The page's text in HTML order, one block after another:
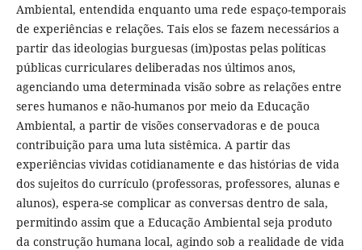
Ambiental, entendida enquanto uma rede espaço-temporais
de experiências e relações. Tais elos se fazem necessários a
partir das ideologias burguesas (im)postas pelas políticas
públicas curriculares deliberadas nos últimos anos,
agenciando uma determinada visão sobre as relações entre
seres humanos e não-humanos por meio da Educação
Ambiental, a partir de visões conservadoras e de pouca
contribuição para uma luta sistêmica. A partir das
experiências vividas cotidianamente e das histórias de vida
dos sujeitos do currículo (professoras, professores, alunas e
alunos), espera-se complicar as conversas dentro de sala,
permitindo assim que a Educação Ambiental seja produto
da construção humana local, agindo sob a realidade de vida